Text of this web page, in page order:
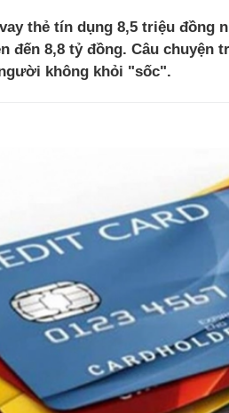
thẻ tín dụng 8,5 triệu đồng
đến 8,8 tỷ đồng. Câu chuyện
không khỏi "sốc".